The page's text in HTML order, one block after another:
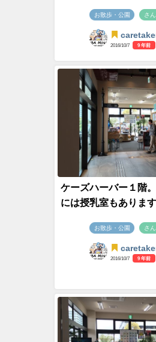
お散歩・公園 さ
2016/10/7 9 年前
ケーズハーバー１階
には授乳室もあります
お散歩・公園 さ
2016/10/7 9 年前